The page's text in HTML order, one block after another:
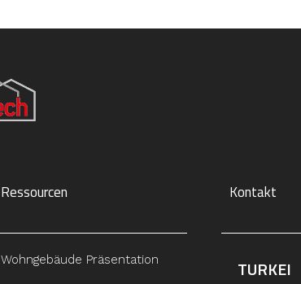
Ressourcen
Wohngebäude Präsentation
Kontakt
TURKEI